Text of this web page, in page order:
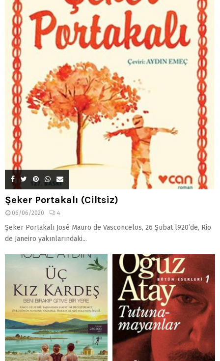
Şeker Portakalı (Ciltsiz)
06/06/2020 4
Şeker Portakalı José Mauro de Vasconcelos, 26 Şubat l920’de, Rio
de Janeiro yakınlarındaki...